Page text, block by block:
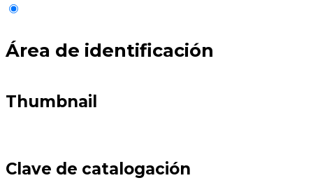
Área de identificación
Thumbnail
Clave de catalogación